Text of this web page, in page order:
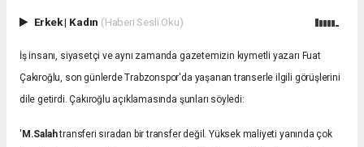
Erkek| Kadın (Haberi Sesli Oku)
İş insanı, siyasetçi ve aynı zamanda gazetemizin kıymetli yazarı Fuat
Çakıroğlu, son günlerde Trabzonspor'da yaşanan transerle ilgili görüşlerini
dile getirdi. Çakıroğlu açıklamasında şunları söyledi:
' M.Salahtransferi sıradan bir transfer değil. Yüksek maliyeti yanında çok